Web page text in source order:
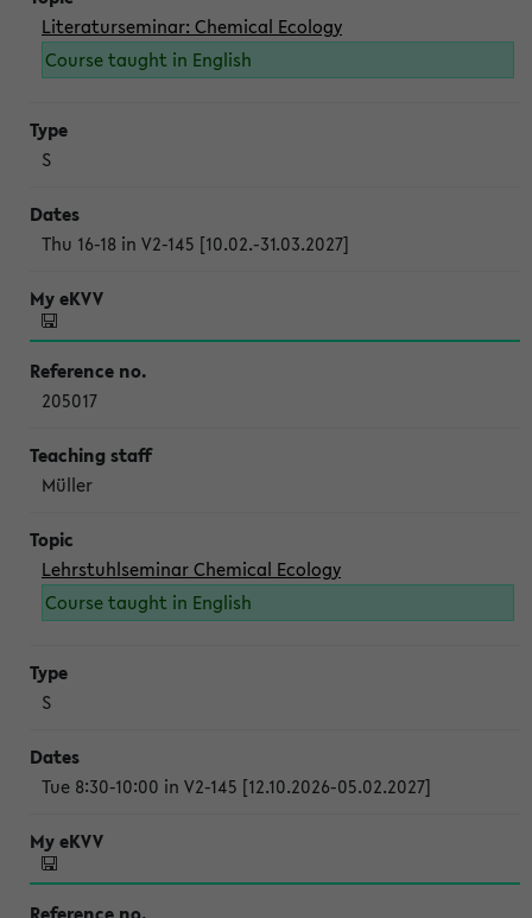
Literaturseminar: Chemical Ecology
Course taught in English
S
Thu 16-18 in V2-145 [10.02.-31.03.2027]
205017
Müller
Lehrstuhlseminar Chemical Ecology
Course taught in English
S
Tue 8:30-10:00 in V2-145 [12.10.2026-05.02.2027]